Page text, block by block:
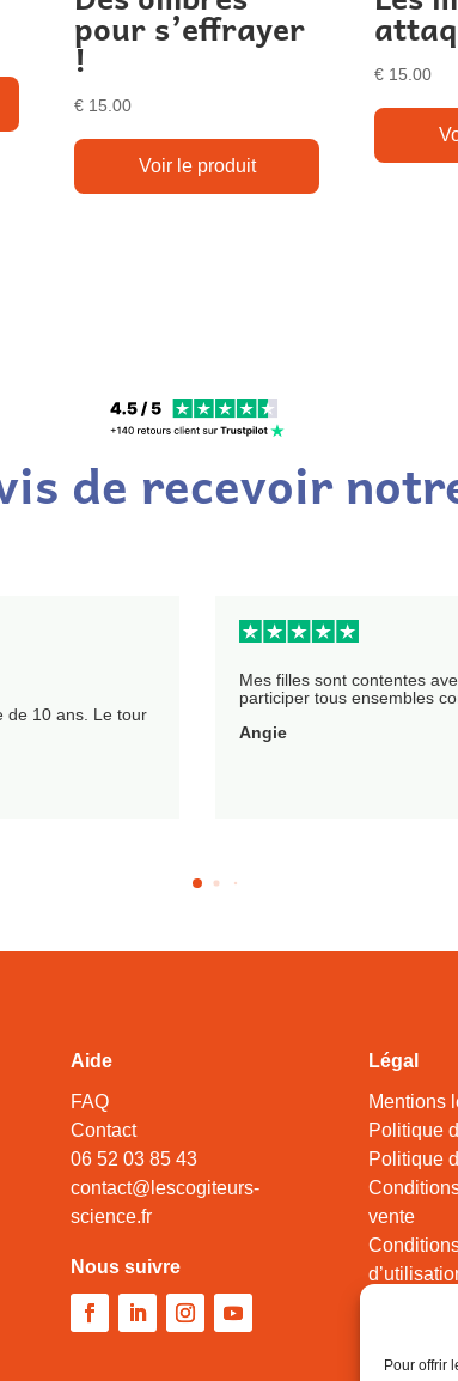
Pour offrir
pour s’effrayer
!
€ 15.00
Voir le produit
€ 15.00
de recevoir
de 10 ans. Le tour
Mes filles sont contentes
participer tous ensembles
Angie
Aide
FAQ
Contact
06 52 03 85 43
contact@lescogiteurs-
science.fr
Nous suivre
Légal
Mentions
Politique
Politique
vente